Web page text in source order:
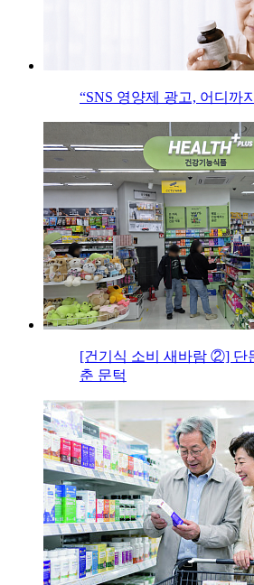
“SNS 영양제 광고, 어디까
[건기식 소비 새바람 ②] 단
춘 문턱